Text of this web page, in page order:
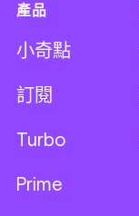
產品
小奇點
訂閱
Turbo
Prime